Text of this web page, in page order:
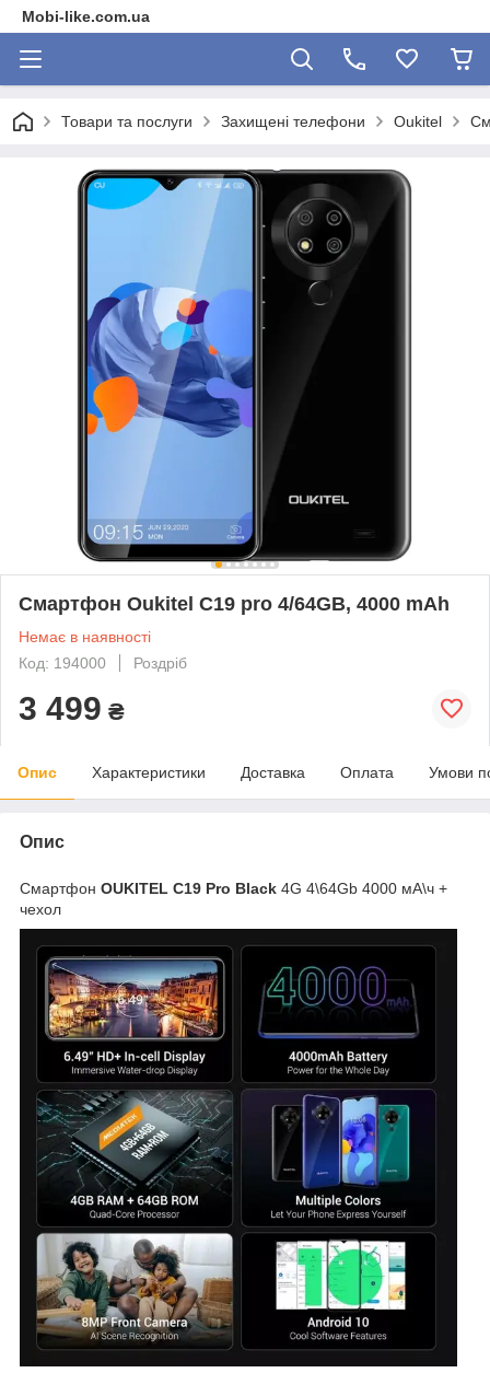
Mobi-like.com.ua
Товари та послуги Захищені телефони Oukitel
Смартфон Oukitel C19 pro 4/64GB, 4000 mAh
Немає в наявності
Код: 194000
Роздріб
3 499 ₴
Опис Характеристики Доставка Оплата Умови
Опис
Смартфон OUKITEL C19 Pro Black 4G 4\64Gb 4000 мА\ч +
чехол